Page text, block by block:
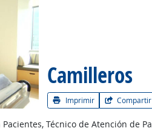
Camilleros
Imprimir Compartir
la carrera
Técnico de Atención de